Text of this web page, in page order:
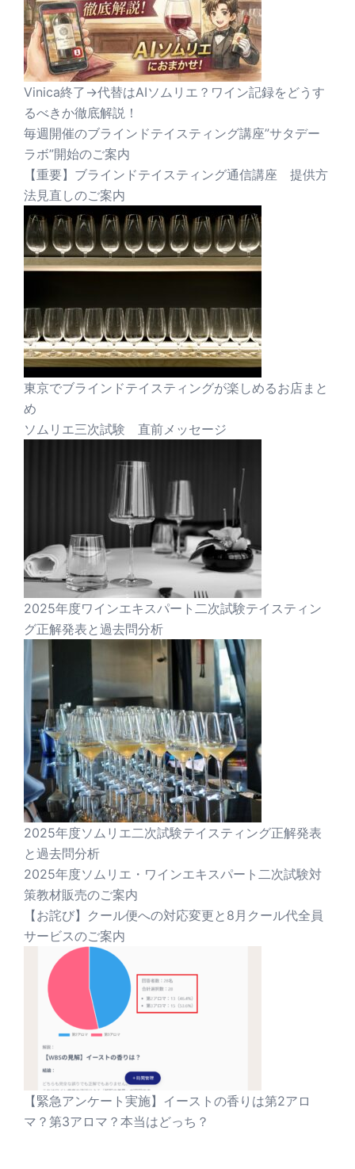
Vinica終了→代替はAIソムリエ？ワイン記録をどうす
るべきか徹底解説！
毎週開催のブラインドテイスティング講座”サタデー
ラボ”開始のご案内
【重要】ブラインドテイスティング通信講座 提供方
法見直しのご案内
東京でブラインドテイスティングが楽しめるお店まと
め
ソムリエ三次試験 直前メッセージ
2025年度ワインエキスパート二次試験テイスティン
グ正解発表と過去問分析
2025年度ソムリエ二次試験テイスティング正解発表
と過去問分析
2025年度ソムリエ・ワインエキスパート二次試験対
策教材販売のご案内
【お詫び】クール便への対応変更と8月クール代全員
サービスのご案内
【緊急アンケート実施】イーストの香りは第2アロ
マ？第3アロマ？本当はどっち？